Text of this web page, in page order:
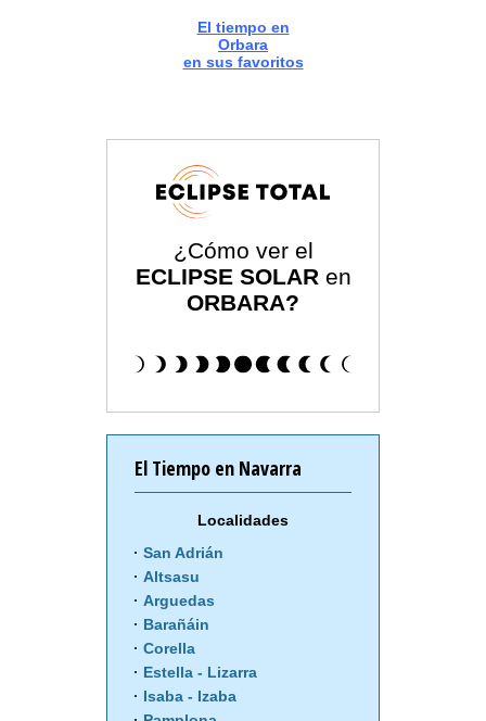
El tiempo en
Orbara
en sus favoritos
¿Cómo ver el
ECLIPSE SOLAR en
ORBARA?
El Tiempo en Navarra
Localidades
San Adrián
Altsasu
Arguedas
Barañáin
Corella
Estella - Lizarra
Isaba - Izaba